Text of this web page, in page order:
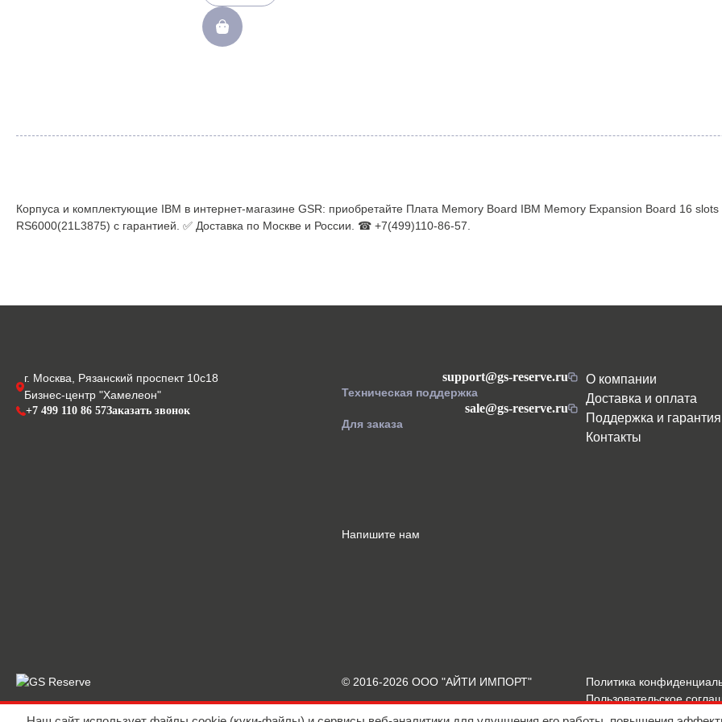
Корпуса и комплектующие IBM в интернет-магазине GSR: приобретайте Плата Memory Board IBM Memory Expansion Board 16
RS6000(21L3875) с гарантией. ✅ Доставка по Москве и России. ☎ +7(499)110-86-57.
г. Москва, Рязанский проспект 10с18
Бизнес-центр "Хамелеон"
+7 499 110 86 57Заказать звонок
support@gs-reserve.ru
Техническая поддержка
sale@gs-reserve.ru
Для заказа
О компании
Доставка и оплата
Поддержка и гарантия
Контакты
Напишите нам
© 2016-2026 ООО "АЙТИ ИМПОРТ"
Политика
Пользовательское
Подробнее о Cookies